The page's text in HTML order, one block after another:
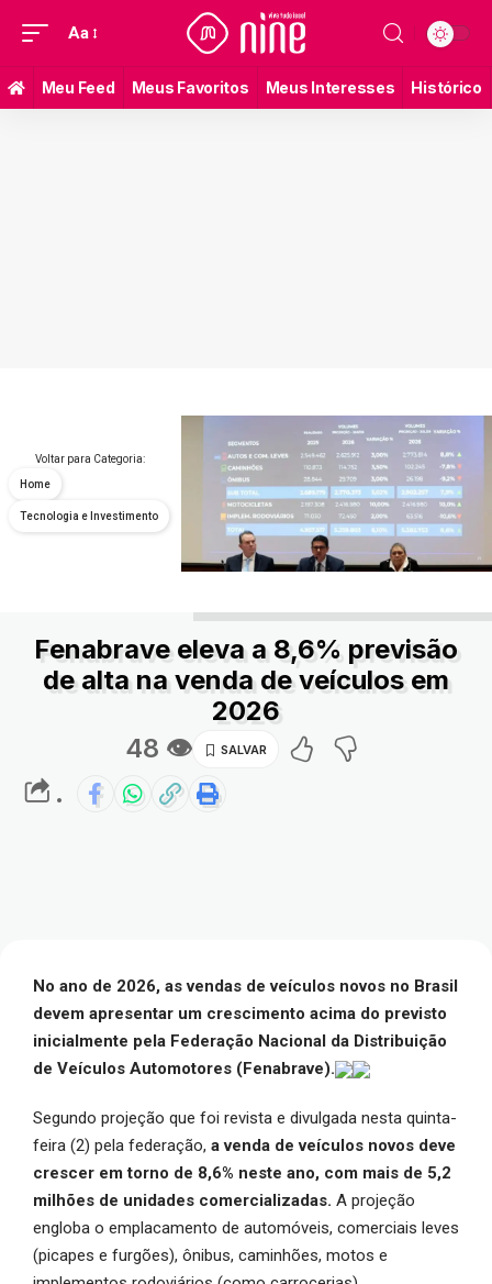
Aa
Meu Feed Meus Favoritos Meus Interesses Histórico
Voltar para Categoria:
Home
Tecnologia e Investimento
Fenabrave eleva a 8,6% previsão
de alta na venda de veículos em
2026
48 👁
.
No ano de 2026, as vendas de veículos novos no Brasil
devem apresentar um crescimento acima do previsto
inicialmente pela Federação Nacional da Distribuição
de Veículos Automotores (Fenabrave).
Segundo projeção que foi revista e divulgada nesta quinta-
feira (2) pela federação, a venda de veículos novos deve
crescer em torno de 8,6% neste ano, com mais de 5,2
milhões de unidades comercializadas. A projeção
engloba o emplacamento de automóveis, comerciais leves
(picapes e furgões), ônibus, caminhões, motos e